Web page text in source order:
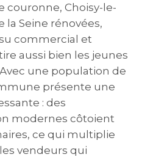
couronne, Choisy-le-
la Seine rénovées,
commercial et
aussi bien les jeunes
une population de
présente une
: des
modernes côtoient
ce qui multiplie
vendeurs qui